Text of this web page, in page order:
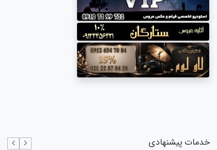
خدمات پیشنهادی